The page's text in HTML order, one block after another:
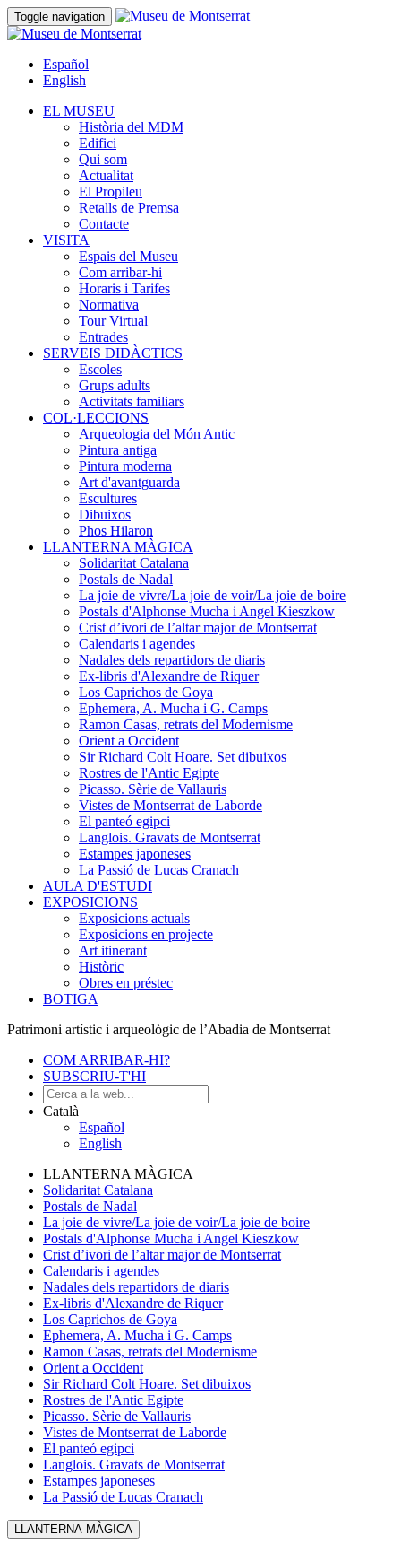
Toggle navigation
Español
English
EL MUSEU
Història del MDM
Edifici
Qui som
Actualitat
El Propileu
Retalls de Premsa
Contacte
VISITA
Espais del Museu
Com arribar-hi
Horaris i Tarifes
Normativa
Tour Virtual
Entrades
SERVEIS DIDÀCTICS
Escoles
Grups adults
Activitats familiars
COL·LECCIONS
Arqueologia del Món Antic
Pintura antiga
Pintura moderna
Art d'avantguarda
Escultures
Dibuixos
Phos Hilaron
LLANTERNA MÀGICA
Solidaritat Catalana
Postals de Nadal
La joie de vivre/La joie de voir/La joie de boire
Postals d'Alphonse Mucha i Angel Kieszkow
Crist d’ivori de l’altar major de Montserrat
Calendaris i agendes
Nadales dels repartidors de diaris
Ex-libris d'Alexandre de Riquer
Los Caprichos de Goya
Ephemera, A. Mucha i G. Camps
Ramon Casas, retrats del Modernisme
Orient a Occident
Sir Richard Colt Hoare. Set dibuixos
Rostres de l'Antic Egipte
Picasso. Sèrie de Vallauris
Vistes de Montserrat de Laborde
El panteó egipci
Langlois. Gravats de Montserrat
Estampes japoneses
La Passió de Lucas Cranach
AULA D'ESTUDI
EXPOSICIONS
Exposicions actuals
Exposicions en projecte
Art itinerant
Històric
Obres en préstec
BOTIGA
Patrimoni artístic i arqueològic de l’Abadia de Montserrat
COM ARRIBAR-HI?
SUBSCRIU-T'HI
Català
Español
English
LLANTERNA MÀGICA
Solidaritat Catalana
Postals de Nadal
La joie de vivre/La joie de voir/La joie de boire
Postals d'Alphonse Mucha i Angel Kieszkow
Crist d’ivori de l’altar major de Montserrat
Calendaris i agendes
Nadales dels repartidors de diaris
Ex-libris d'Alexandre de Riquer
Los Caprichos de Goya
Ephemera, A. Mucha i G. Camps
Ramon Casas, retrats del Modernisme
Orient a Occident
Sir Richard Colt Hoare. Set dibuixos
Rostres de l'Antic Egipte
Picasso. Sèrie de Vallauris
Vistes de Montserrat de Laborde
El panteó egipci
Langlois. Gravats de Montserrat
Estampes japoneses
La Passió de Lucas Cranach
LLANTERNA MÀGICA